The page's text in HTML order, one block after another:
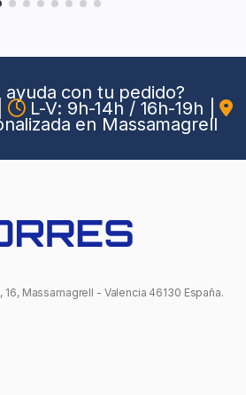
ayuda con tu pedido?
L-V: 9h-14h / 16h-19h
en Massamagrell
16, Massamagrell - Valencia 46130 España.